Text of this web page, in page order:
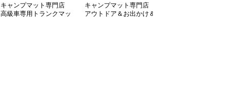
キャンプマット専門店
高級車専用トランクマッ
キャンプマット専門店
アウトドア＆お出かけ＆